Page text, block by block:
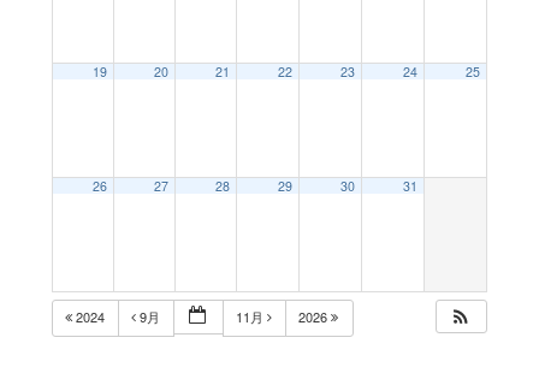
19 20 21 22 23 24 25
26 27 28 29 30 31
2024 9月 11月 2026